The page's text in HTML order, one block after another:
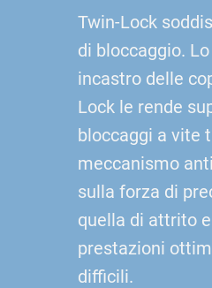
Twin-Lock
di bloccaggio.
incastro delle
Lock le rende
bloccaggi a vite
meccanismo
sulla forza di
quella di attrito
prestazioni
difficili.